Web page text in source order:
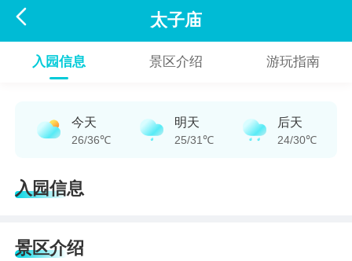
 太子庙
入园信息 景区介绍 游玩指南
今天
26/36℃
明天
25/31℃
后天
24/30℃
入园信息
景区介绍